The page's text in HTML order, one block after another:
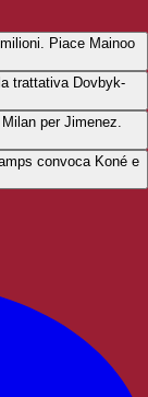
Piace Mainoo
trattativa Dovbyk-
per Jimenez.
convoca Koné e